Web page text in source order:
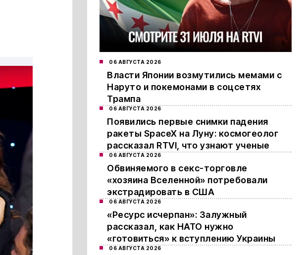
06 АВГУСТА 2026
Власти Японии возмутились мемами с
Наруто и покемонами в соцсетях
Трампа
06 АВГУСТА 2026
Появились первые снимки падения
ракеты SpaceX на Луну: космогеолог
рассказал RTVI, что узнают ученые
06 АВГУСТА 2026
Обвиняемого в секс-торговле
«хозяина Вселенной» потребовали
экстрадировать в США
06 АВГУСТА 2026
«Ресурс исчерпан»: Залужный
рассказал, как НАТО нужно
«готовиться» к вступлению Украины
06 АВГУСТА 2026